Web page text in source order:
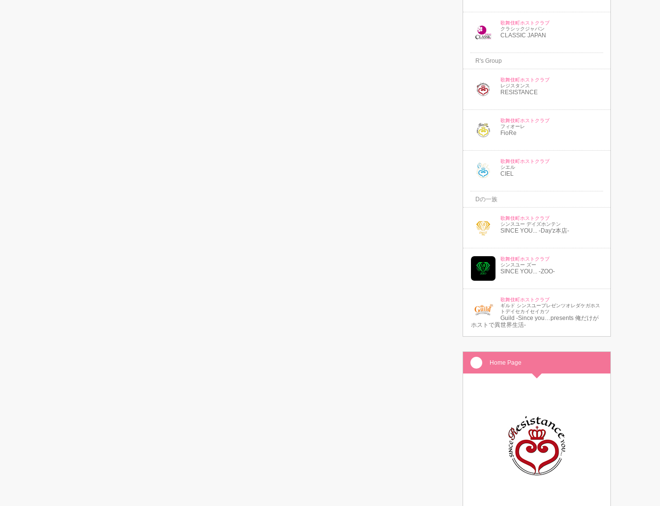
歌舞伎町ホストクラブ
クラシックジャパン
CLASSIC JAPAN
R's Group
歌舞伎町ホストクラブ
レジスタンス
RESISTANCE
歌舞伎町ホストクラブ
フィオーレ
FioRe
歌舞伎町ホストクラブ
シエル
CIEL
Dの一族
歌舞伎町ホストクラブ
シンスユー デイズホンテン
SINCE YOU... -Day'z本店-
歌舞伎町ホストクラブ
シンスユー ズー
SINCE YOU... -ZOO-
歌舞伎町ホストクラブ
ギルド シンスユープレゼンツオレダケガホス
トデイセカイセイカツ
Guild -Since you…presents 俺だけが
ホストで異世界生活-
Home Page